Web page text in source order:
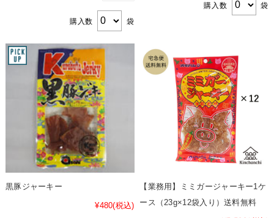
購入数 袋
購入数 袋
黒豚ジャーキー
¥480(税込)
【業務用】ミミガージャーキー1ケ
ース（23g×12袋入り）送料無料